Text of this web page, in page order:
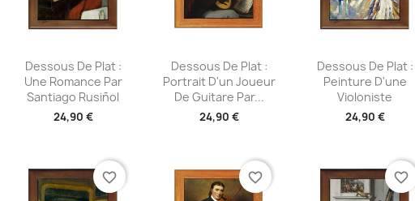
Aperçu rapide
Dessous De Plat :
Une Romance Par
Santiago Rusiñol
24,90 €
Aperçu rapide
Dessous De Plat :
Portrait D'un Joueur
De Guitare Par...
24,90 €
Aperçu rapide
Dessous De Plat :
Peinture D'une
Violoniste
24,90 €
favorite_border favorite_border favorite_border